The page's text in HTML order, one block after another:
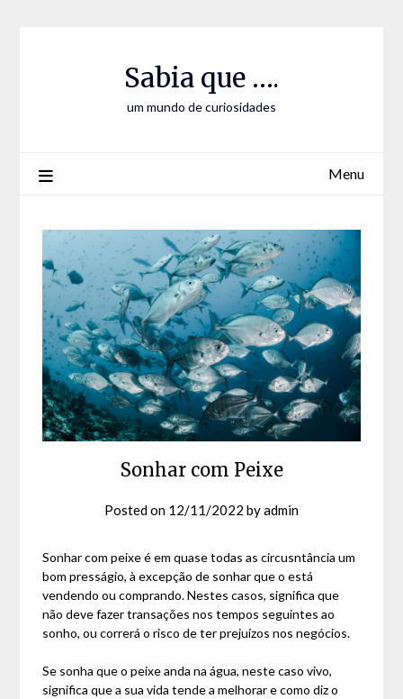
Sabia que ….
um mundo de curiosidades
Menu
Sonhar com Peixe
Posted on 12/11/2022 byadmin
Sonhar com peixe é em quase todas as circusntância um
bom presságio, à excepção de sonhar que o está
vendendo ou comprando. Nestes casos, significa que
não deve fazer transações nos tempos seguintes ao
sonho, ou correrá o risco de ter prejuízos nos negócios.
Se sonha que o peixe anda na água, neste caso vivo,
significa que a sua vida tende a melhorar e como diz o